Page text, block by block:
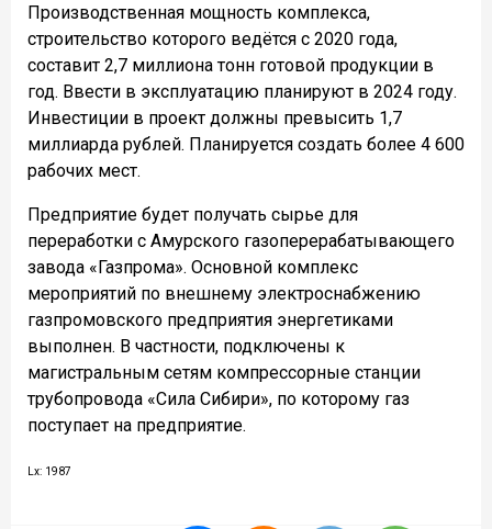
Производственная мощность комплекса,
строительство которого ведётся с 2020 года,
составит 2,7 миллиона тонн готовой продукции в
год. Ввести в эксплуатацию планируют в 2024 году.
Инвестиции в проект должны превысить 1,7
миллиарда рублей. Планируется создать более 4 600
рабочих мест.
Предприятие будет получать сырье для
переработки с Амурского газоперерабатывающего
завода «Газпрома». Основной комплекс
мероприятий по внешнему электроснабжению
газпромовского предприятия энергетиками
выполнен. В частности, подключены к
магистральным сетям компрессорные станции
трубопровода «Сила Сибири», по которому газ
поступает на предприятие.
Lx: 1987